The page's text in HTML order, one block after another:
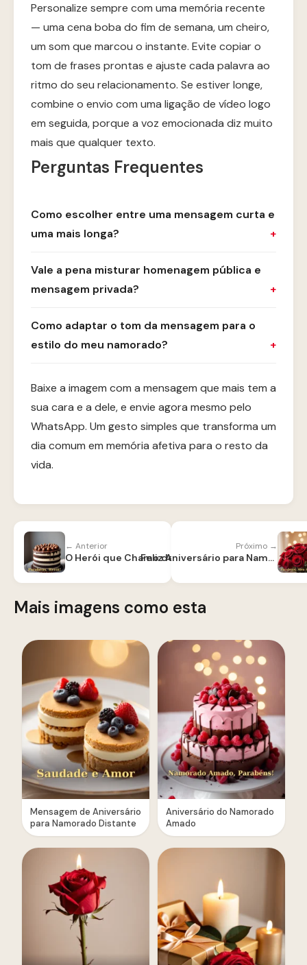
Personalize sempre com uma memória recente
— uma cena boba do fim de semana, um cheiro,
um som que marcou o instante. Evite copiar o
tom de frases prontas e ajuste cada palavra ao
ritmo do seu relacionamento. Se estiver longe,
combine o envio com uma ligação de vídeo logo
em seguida, porque a voz emocionada diz muito
mais que qualquer texto.
Perguntas Frequentes
Como escolher entre uma mensagem curta e
uma mais longa?
Vale a pena misturar homenagem pública e
mensagem privada?
Como adaptar o tom da mensagem para o
estilo do meu namorado?
Baixe a imagem com a mensagem que mais tem a
sua cara e a dele, e envie agora mesmo pelo
WhatsApp. Um gesto simples que transforma um
dia comum em memória afetiva para o resto da
vida.
← Anterior
O Herói que Chamo de Pai faz Aniversário
Próximo →
Feliz Aniversário para Namorado
Mais imagens como esta
Mensagem de Aniversário
para Namorado Distante
Aniversário do Namorado
Amado